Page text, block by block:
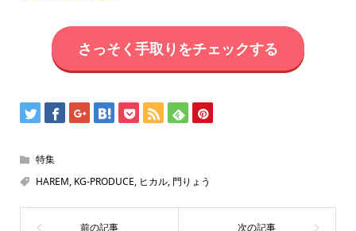
さっそく手取りをチェックする
特集
HAREM, KG-PRODUCE, ヒカル, 門りょう